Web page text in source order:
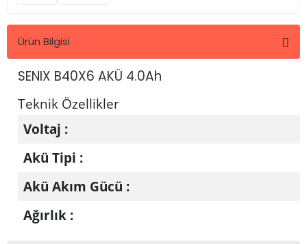
Ürün Bilgisi
SENIX B40X6 AKÜ 4.0Ah
Teknik Özellikler
Voltaj :
Akü Tipi :
Akü Akım Gücü :
Ağırlık :